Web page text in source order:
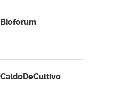
Bioforum
CaldoDeCultivo